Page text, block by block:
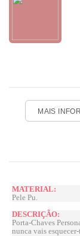
MAIS
MATERIAL:
Pele Pu.
DESCRIÇÃO:
Porta-Chaves
nunca vais